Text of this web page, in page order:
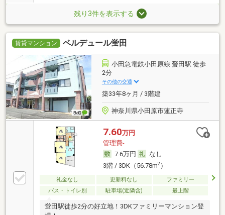
残り3件を表示する
賃貸マンション ベルデュール蛍田
小田急電鉄小田原線 螢田駅 徒歩
2分
その他の交通
築33年8ヶ月 / 3階建
神奈川県小田原市蓮正寺
7.60万円
管理費-
7.6万円
なし
3階 / 3DK（56.78m2）
礼金なし 更新料なし
ファミリー
バス・トイレ別
駐車場(近隣含) 最上階
蛍田駅徒歩2分の好立地！3DKファミリーマンション登